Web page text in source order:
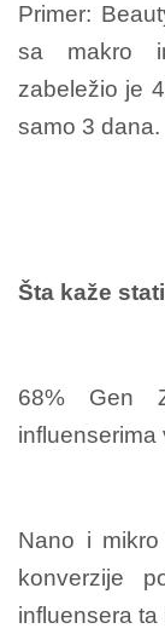
Primer:
sa makro
zabeležio je
samo 3 dana.
Šta kaže
68% Gen
influenserima
Nano i
konverzije
influensera